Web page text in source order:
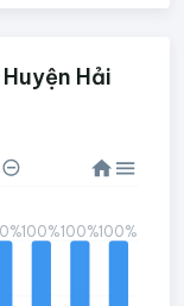
Hải
100%100%100%